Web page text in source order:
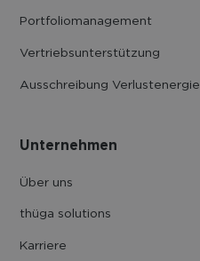
Portfolio­management
Vertriebs­unter­stützung
Ausschreibung Verlustenergie
Unternehmen
Über uns
thüga solutions
Karriere